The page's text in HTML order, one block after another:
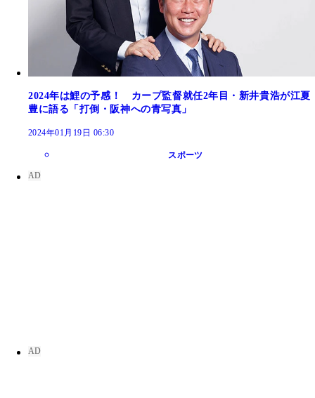
2024年は鯉の予感！ カープ監督就任2年目・新井貴浩が江夏
豊に語る「打倒・阪神への青写真」
2024年01月19日 06:30
スポーツ